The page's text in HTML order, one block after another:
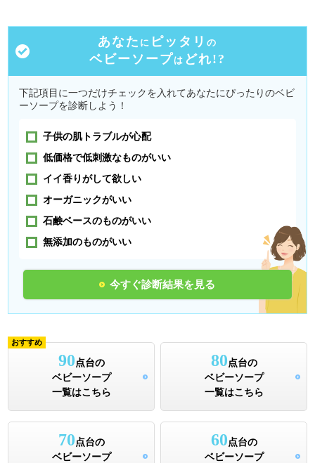
あなた に ピッタリ の
ベビーソープは どれ!?
下記項目に一つだけチェックを入れてあなたにぴったりのベビ
ーソープを診断しよう！
子供の肌トラブルが心配
低価格で低刺激なものがいい
イイ香りがして欲しい
オーガニックがいい
石鹸ベースのものがいい
無添加のものがいい
今すぐ診断結果を見る
おすすめ
90 点台の
ベビーソープ
一覧はこちら
80 点台の
ベビーソープ
一覧はこちら
70 点台の
ベビーソープ
60 点台の
ベビーソープ